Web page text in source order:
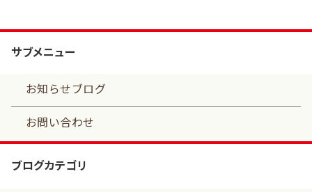
サブメニュー
お知らせブログ
お問い合わせ
ブログカテゴリ